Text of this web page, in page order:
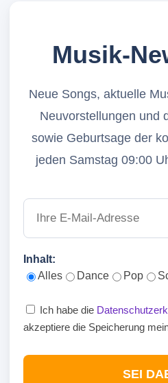
Musik-
Neue Songs, aktuelle
Neuvorstellungen und
sowie Geburtsage der
jeden Samstag 09:00
Inhalt:
Alles
Dance Pop
Ich habe die
akzeptiere die Speicherung
SEI